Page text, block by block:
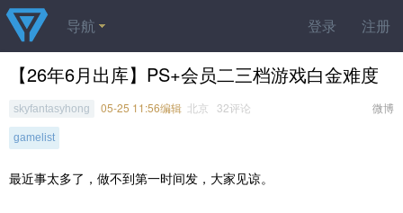
登录 注册
导航
【26年6月出库】PS+会员二三档游戏白金难度
微博
skyfantasyhong 05-25 11:56编辑 北京 32评论
gamelist
最近事太多了，做不到第一时间发，大家见谅。